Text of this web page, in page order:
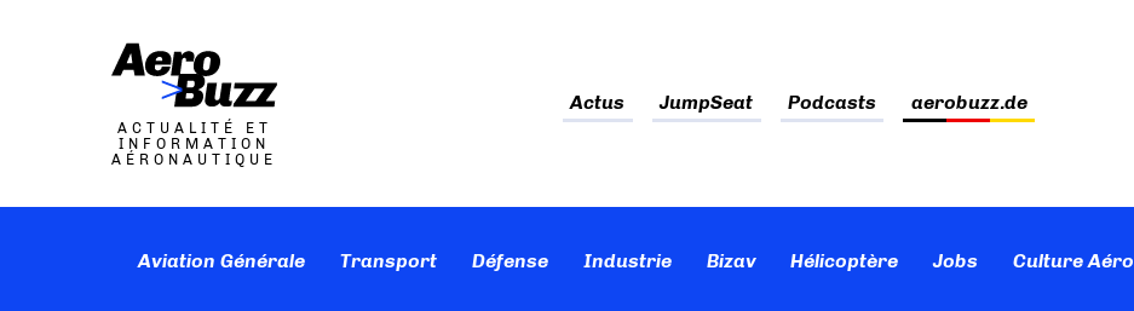
ACTUALITÉ ET
INFORMATION
AÉRONAUTIQUE
Actus JumpSeat Podcasts aerobuzz.de
Aviation Générale Transport Défense Industrie Bizav Hélicoptère Jobs Culture Aéro